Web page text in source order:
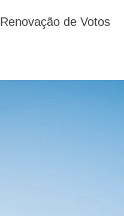
Renovação de Votos